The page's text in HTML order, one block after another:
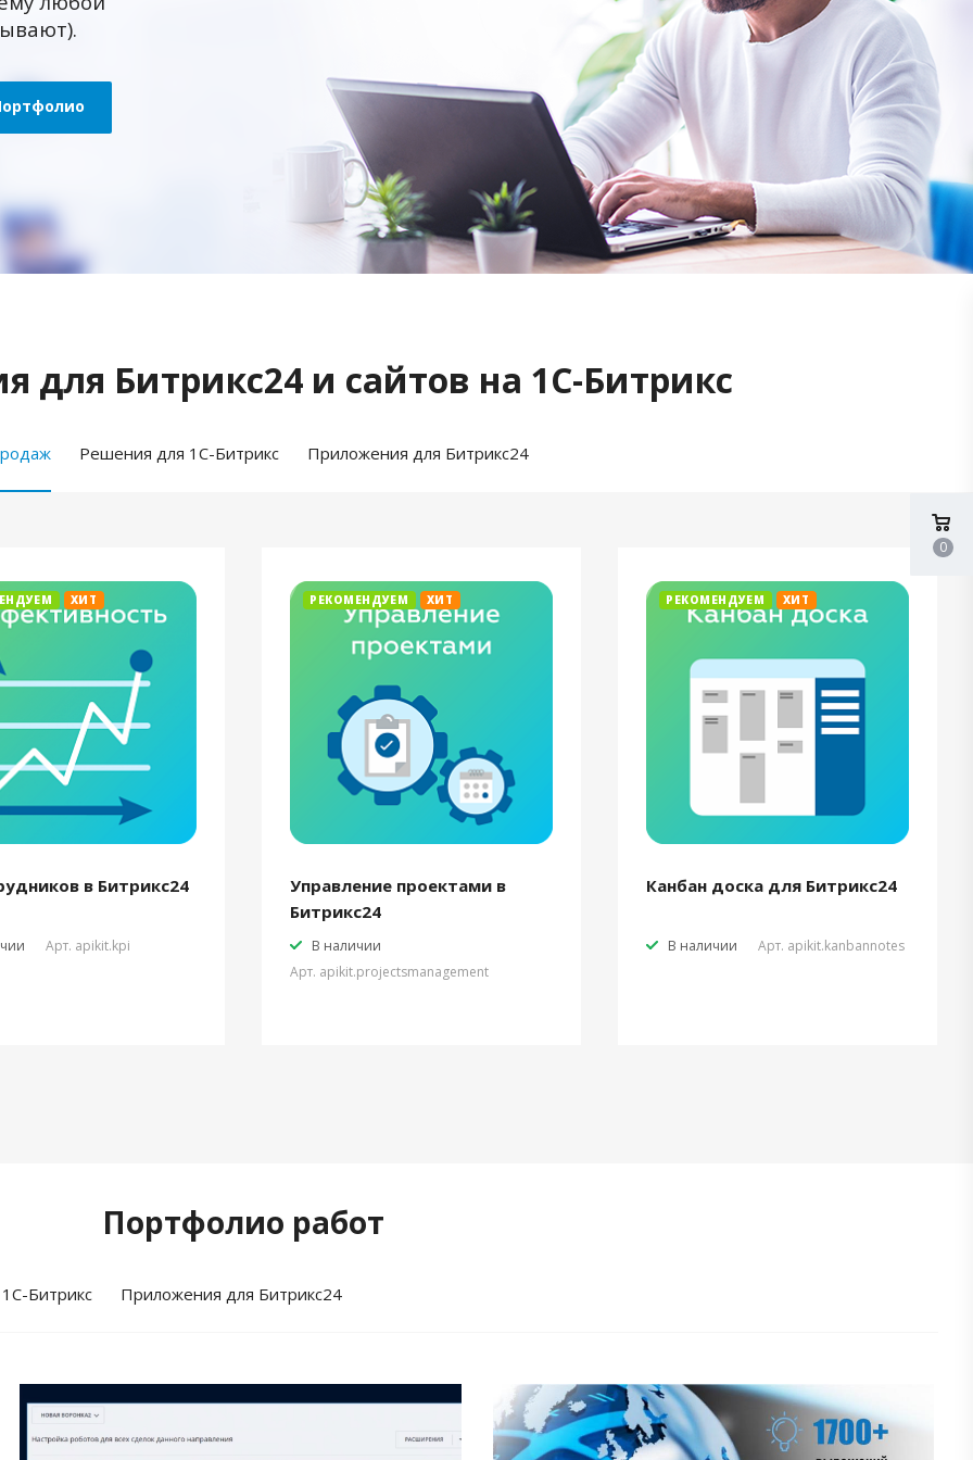
Битрикс24 и сайтов на 1С-Битрикс
Решения для 1С-Битрикс Приложения для Битрикс24
ХИТ
в Битрикс24
Арт. apikit.kpi
РЕКОМЕНДУЕМ ХИТ
Управление проектами в
Битрикс24
В наличии
Арт. apikit.projectsmanagement
РЕКОМЕНДУЕМ ХИТ
Канбан доска для Битрикс24
В наличии Арт. apikit.kanbannotes
Портфолио работ
Битрикс Приложения для Битрикс24
0